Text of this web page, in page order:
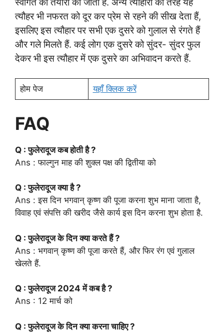
त्यौहर भी नफरत को दूर कर प्रेम से रहने की सीख देता हैं,
इसलिए इस त्यौहार पर सभी एक दुसरे को गुलाल से रंगते हैं
और गले मिलते हैं. कई लोग एक दुसरे को सुंदर- सुंदर फुल
देकर भी इस त्यौहार में एक दुसरे का अभिवादन करते हैं.
होम पेज यहाँ क्लिक करें
FAQ
Q : फुलेरादूज कब होती है ?
Ans : फाल्गुन माह की शुक्ल पक्ष की द्वितीया को
Q : फुलेरादूज क्या है ?
Ans : इस दिन भगवान् कृष्ण की पूजा करना शुभ माना जाता है,
विवाह एवं संपत्ति की खरीद जैसे कार्य इस दिन करना शुभ होता है.
Q : फुलेरादूज के दिन क्या करते हैं ?
Ans : भगवान् कृष्ण की पूजा करते हैं, और फिर रंग एवं गुलाल
खेलते हैं.
Q : फुलेरादूज 2024 में कब है ?
Ans : 12 मार्च को
Q : फुलेरादूज के दिन क्या करना चाहिए ?